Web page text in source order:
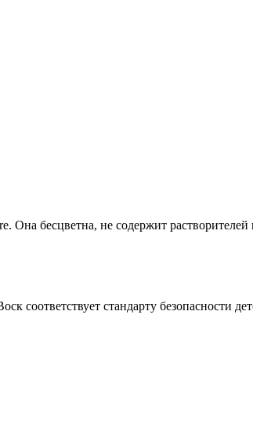
Она бесцветна, не содержит
соответствует стандарту безопасности